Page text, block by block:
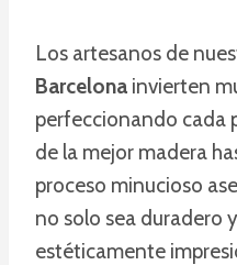
Los artesanos de
Barcelona invierten
perfeccionando cada
de la mejor madera
proceso minucioso
no solo sea duradero
estéticamente